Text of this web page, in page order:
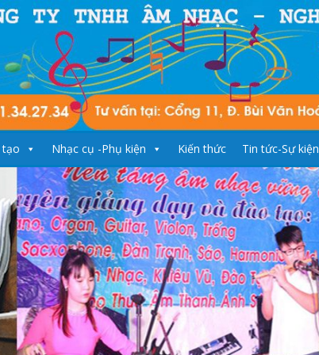
Nhạc cụ -Phụ kiện Kiến thức Tin tức-Sự kiện